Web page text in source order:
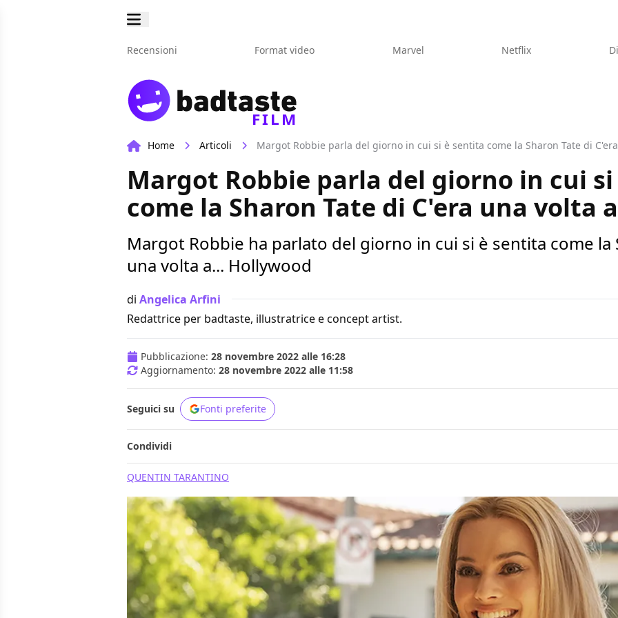
Recensioni Format video Marvel Netflix
FILM
Home Articoli Margot Robbie parla del giorno in cui si è sentita come la Sharon Tate di
Margot Robbie parla del giorno in cui
come la Sharon Tate di C'era una volta
Margot Robbie ha parlato del giorno in cui si è sentita come la
una volta a... Hollywood
di Angelica Arfini
Redattrice per badtaste, illustratrice e concept artist.
Pubblicazione: 28 novembre 2022 alle 16:28
Aggiornamento: 28 novembre 2022 alle 11:58
Seguici su Fonti preferite
Condividi
QUENTIN TARANTINO